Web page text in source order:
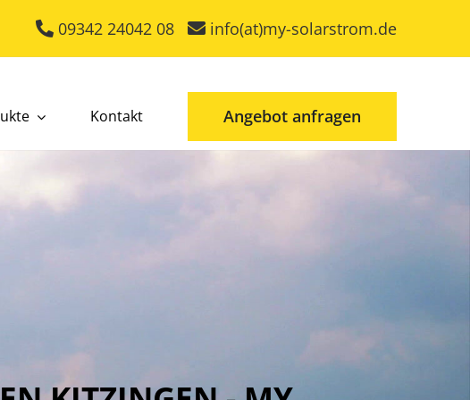
09342 24042 08 info(at)my-solarstrom.de
Kontakt Angebot anfragen